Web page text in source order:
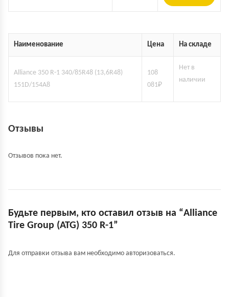
Наименование Цена На складе
Alliance 350 R-1 340/85R48 (13,6R48)
151D/154A8
108
081₽
Нет в
наличии
Отзывы
Отзывов пока нет.
Будьте первым, кто оставил отзыв на “Alliance
Tire Group (ATG) 350 R-1”
Для отправки отзыва вам необходимо авторизоваться.